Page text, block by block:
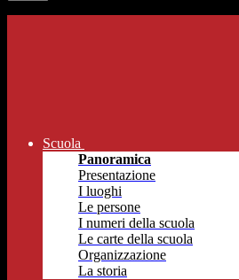
Scuola
Panoramica
Presentazione
I luoghi
Le persone
I numeri della scuola
Le carte della scuola
Organizzazione
La storia